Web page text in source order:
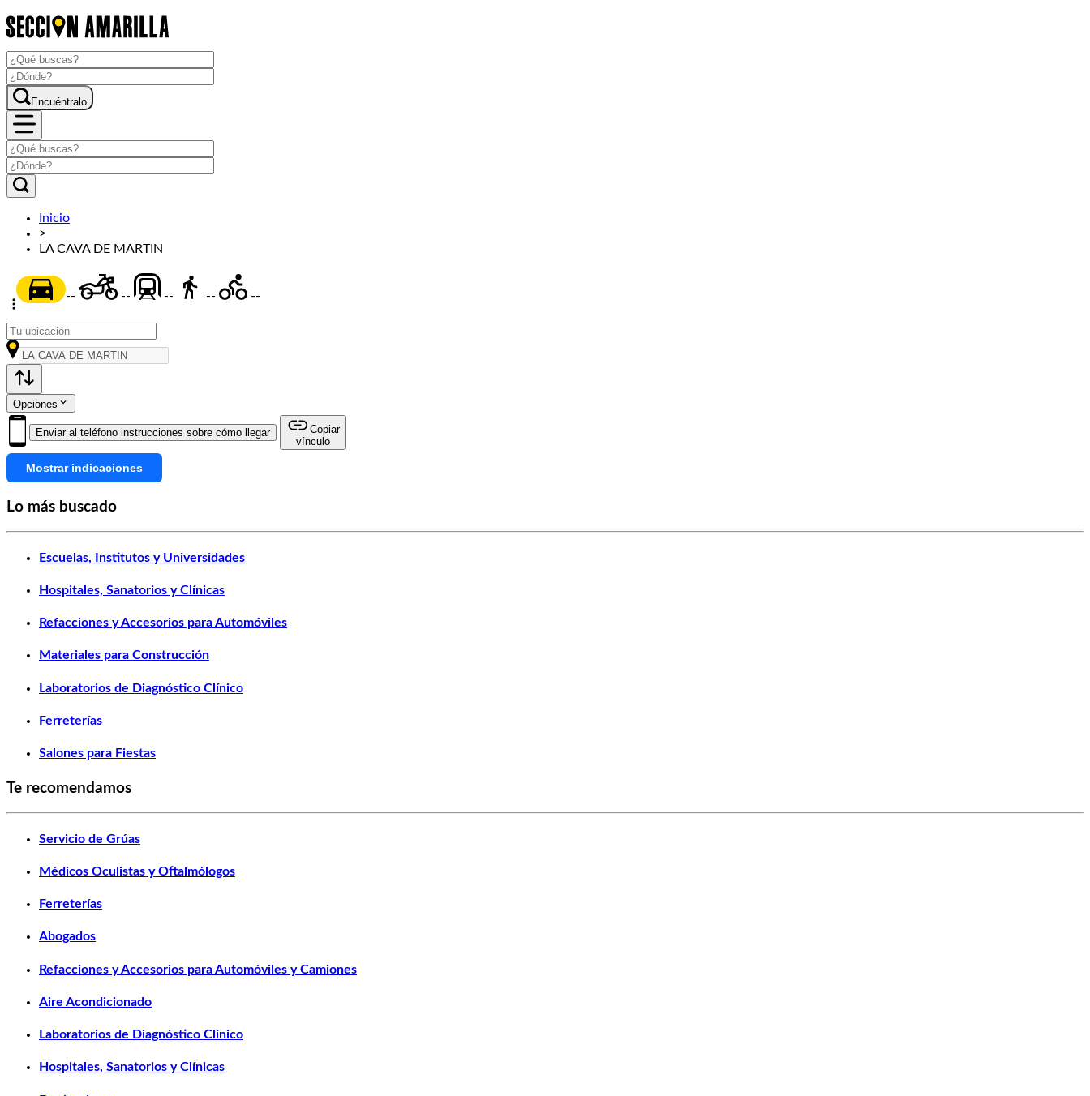
Encuéntralo
Inicio
>
LA CAVA DE MARTIN
-- -- -- -- --
Opciones
Enviar al teléfono instrucciones sobre cómo llegar
Copiar
vínculo
Mostrar indicaciones
Lo más buscado
Escuelas, Institutos y Universidades
Hospitales, Sanatorios y Clínicas
Refacciones y Accesorios para Automóviles
Materiales para Construcción
Laboratorios de Diagnóstico Clínico
Ferreterías
Salones para Fiestas
Te recomendamos
Servicio de Grúas
Médicos Oculistas y Oftalmólogos
Ferreterías
Abogados
Refacciones y Accesorios para Automóviles y Camiones
Aire Acondicionado
Laboratorios de Diagnóstico Clínico
Hospitales, Sanatorios y Clínicas